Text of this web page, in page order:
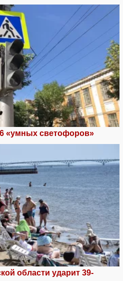
«умных светофоров»
области ударит 39-